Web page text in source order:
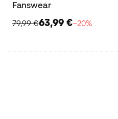
Fanswear
79,99 €63,99 €−20%